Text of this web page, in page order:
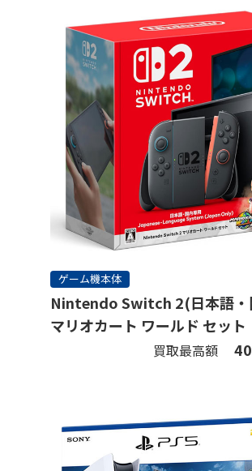
ゲーム機本体
Nintendo Switch 2(日本語・
マリオカート ワールド セット
買取最高額